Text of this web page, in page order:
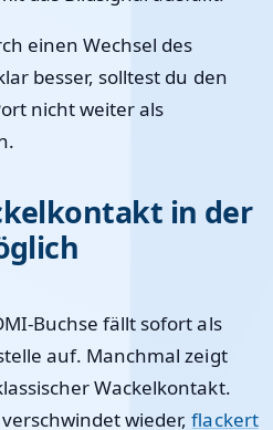
einen Wechsel des
besser, solltest du den
nicht weiter als
in der
Buchse fällt sofort als
auf. Manchmal zeigt
Wackelkontakt.
wieder,flackert